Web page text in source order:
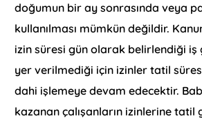
doğumun bir ay sonrasında veya
kullanılması mümkün değildir.
izin süresi gün olarak belirlendiği iş
yer verilmediği için izinler tatil
dahi işlemeye devam edecektir.
kazanan çalışanların izinlerine tatil